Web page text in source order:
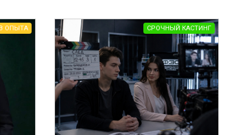
ОПЫТА СРОЧНЫЙ КАСТИНГ